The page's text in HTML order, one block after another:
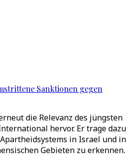
Sanktionen gegen
die Relevanz des jüngsten
hervor. Er trage dazu
in Israel und in
Gebieten zu erkennen.